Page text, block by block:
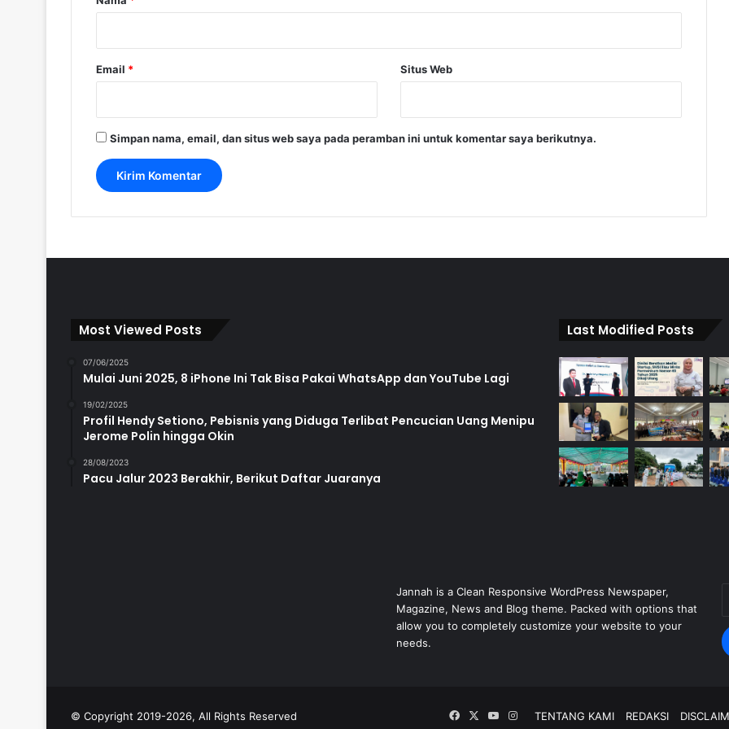
Email * Situs Web
Simpan nama, email, dan situs web saya pada peramban ini untuk komentar saya berikutnya.
Most Viewed Posts
07/06/2025
Mulai Juni 2025, 8 iPhone Ini Tak Bisa Pakai WhatsApp dan YouTube Lagi
19/02/2025
Profil Hendy Setiono, Pebisnis yang Diduga Terlibat Pencucian Uang Menipu
Jerome Polin hingga Okin
28/08/2023
Pacu Jalur 2023 Berakhir, Berikut Daftar Juaranya
Last Modified Posts
Jannah is a Clean Responsive WordPress Newspaper,
Magazine, News and Blog theme. Packed with options that
allow you to completely customize your website to your
needs.
© Copyright 2019-2026, All Rights Reserved TENTANG KAMI REDAKSI
Facebook
X YouTube
Instagram